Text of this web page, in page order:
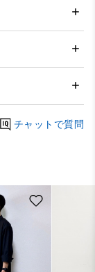
チャットで質問